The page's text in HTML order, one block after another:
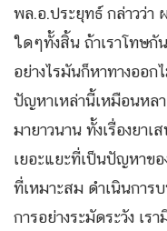
พล.อ.ประยุทธ์ กล่าวว่า
ใดๆทั้งสิ้น ถ้าเราโทษกั
อย่างไรมันก็หาทางออ
ปัญหาเหล่านี้เหมือนหล
มายาวนาน ทั้งเรื่องยา
เยอะแยะที่เป็นปัญหาขอ
ที่เหมาะสม ดำเนินการ
การอย่างระมัดระวัง เ